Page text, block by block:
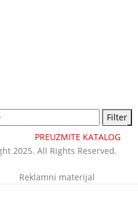
Filter
PREUZMITE KATALOG
2025. All Rights Reserved.
Reklamni materijal